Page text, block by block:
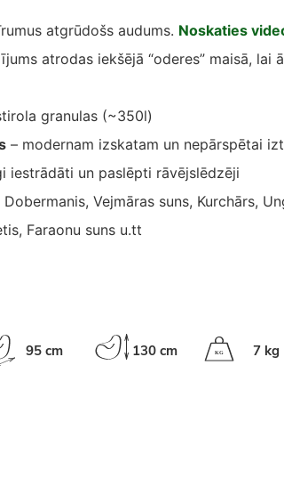
atgrūdošs audums. Noskaties
atrodas iekšējā “oderes” maisā, lai
granulas (~350l)
– modernam izskatam un nepārspētai
iestrādāti un paslēpti rāvējslēdzēji
Vejmāras suns, Kurchārs,
Faraonu suns u.tt
95 cm 130 cm KG 7 kg